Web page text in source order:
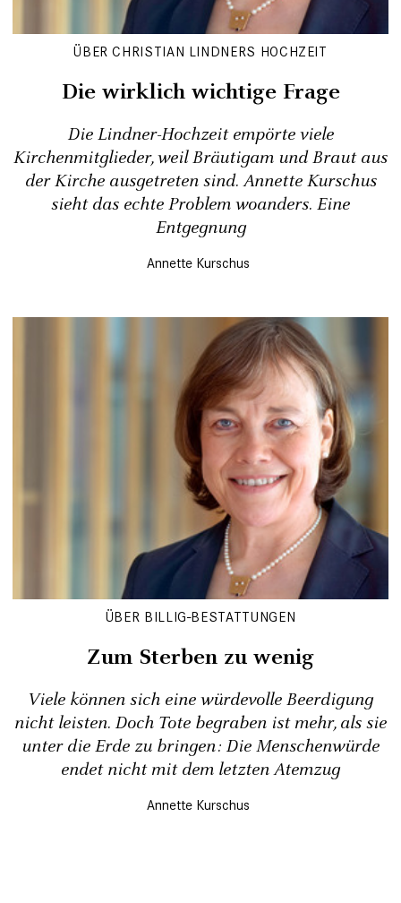
ÜBER CHRISTIAN LINDNERS HOCHZEIT
Die wirklich wichtige Frage
Die Lindner-Hochzeit empörte viele
Kirchenmitglieder, weil Bräutigam und Braut aus
der Kirche ausgetreten sind. Annette Kurschus
sieht das echte Problem woanders. Eine
Entgegnung
Annette Kurschus
ÜBER BILLIG-BESTATTUNGEN
Zum Sterben zu wenig
Viele können sich eine ­würde­volle Beerdigung
nicht leisten. Doch Tote begraben ist mehr, als sie
unter die Erde zu bringen: Die Menschenwürde
endet nicht mit dem letzten Atemzug
Annette Kurschus